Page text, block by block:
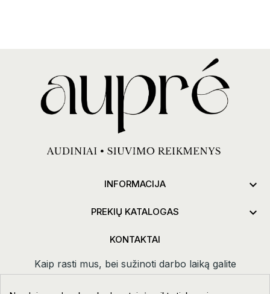
INFORMACIJA 
PREKIŲ KATALOGAS 
KONTAKTAI
Kaip rasti mus, bei sužinoti darbo laiką galite
paspauduskontaktai.